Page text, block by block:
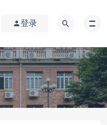
登录